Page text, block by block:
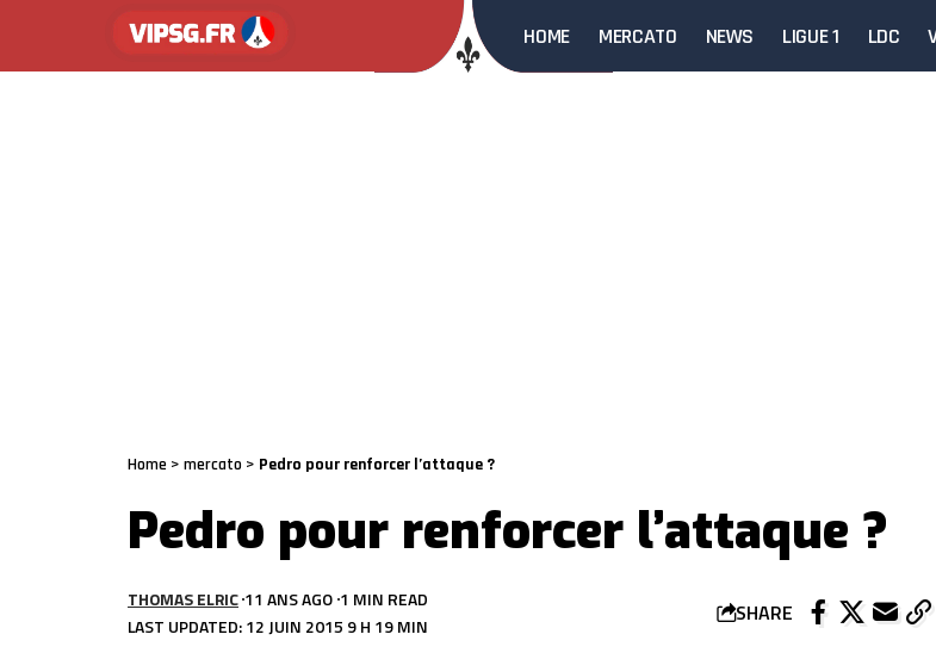
HOME MERCATO NEWS LIGUE 1 LDC
Home > mercato > Pedro pour renforcer l’attaque ?
Pedro pour renforcer l’attaque ?
LAST UPDATED: 12 JUIN 2015 9 H 19 MIN
THOMAS ELRIC 11 ANS AGO 1 MIN READ SHARE